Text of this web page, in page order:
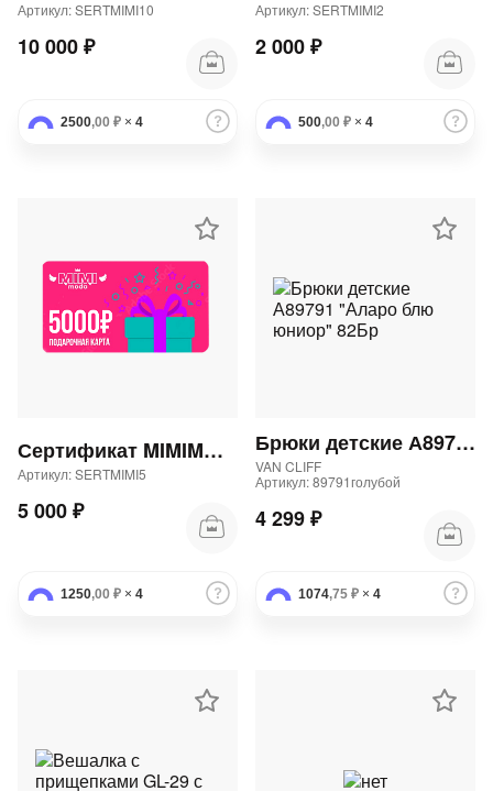
Артикул: SERTMIMI10
10 000 ₽
2500,00 ₽ × 4
Артикул: SERTMIMI2
2 000 ₽
500,00 ₽ × 4
Сертификат MIMIMODA 5000 р.
Артикул: SERTMIMI5
5 000 ₽
1250,00 ₽ × 4
Брюки детские А89791 "Аларо блю юниор" 82Бр
VAN CLIFF
Артикул: 89791голубой
4 299 ₽
1074,75 ₽ × 4